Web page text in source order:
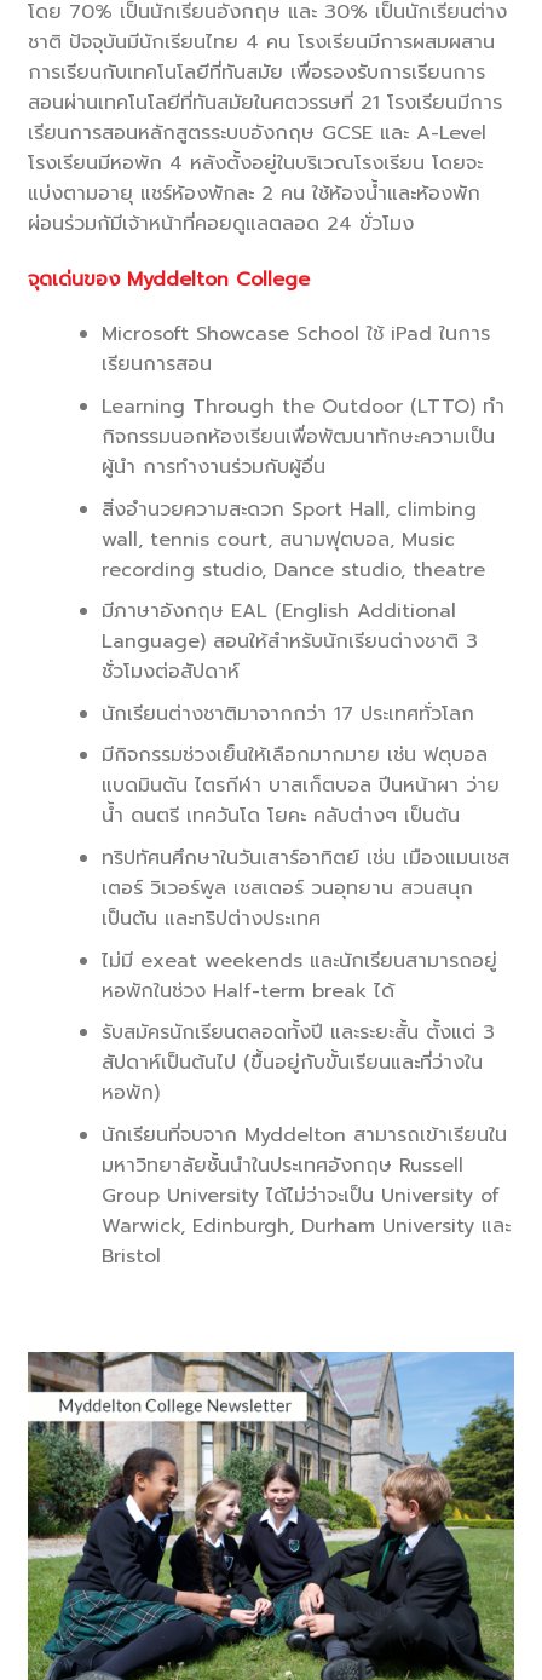
โดย 70% เป็นนักเรียนอังกฤษ และ 30% เป็นนักเรียนต่าง
ชาติ ปัจจุบันมีนักเรียนไทย 4 คน โรงเรียนมีการผสมผสาน
การเรียนกับเทคโนโลยีที่ทันสมัย เพื่อรองรับการเรียนการ
สอนผ่านเทคโนโลยีที่ทันสมัยในศตวรรษที่ 21 โรงเรียนมีการ
เรียนการสอนหลักสูตรระบบอังกฤษ GCSE และ A-Level
โรงเรียนมีหอพัก 4 หลังตั้งอยู่ในบริเวณโรงเรียน โดยจะ
แบ่งตามอายุ แชร์ห้องพักละ 2 คน ใช้ห้องน้ำและห้องพัก
ผ่อนร่วมกัมีเจ้าหน้าที่คอยดูแลตลอด 24 ขั่วโมง
จุดเด่นของ Myddelton College
Microsoft Showcase School ใช้ iPad ในการ
เรียนการสอน
Learning Through the Outdoor (LTTO) ทำ
กิจกรรมนอกห้องเรียนเพื่อพัฒนาทักษะความเป็น
ผู้นำ การทำงานร่วมกับผู้อื่น
สิ่งอำนวยความสะดวก Sport Hall, climbing
wall, tennis court, สนามฟุตบอล, Music
recording studio, Dance studio, theatre
มีภาษาอังกฤษ EAL (English Additional
Language) สอนให้สำหรับนักเรียนต่างชาติ 3
ชั่วโมงต่อสัปดาห์
นักเรียนต่างชาติมาจากกว่า 17 ประเทศทั่วโลก
มีกิจกรรมช่วงเย็นให้เลือกมากมาย เช่น ฟตุบอล
แบดมินตัน ไตรกีฬา บาสเก็ตบอล ปีนหน้าผา ว่าย
น้ำ ดนตรี เทควันโด โยคะ คลับต่างๆ เป็นต้น
ทริปทัศนศึกษาในวันเสาร์อาทิตย์ เช่น เมืองแมนเชส
เตอร์ วิเวอร์พูล เชสเตอร์ วนอุทยาน สวนสนุก
เป็นต้น และทริปต่างประเทศ
ไม่มี exeat weekends และนักเรียนสามารถอยู่
หอพักในช่วง Half-term break ได้
รับสมัครนักเรียนตลอดทั้งปี และระยะสั้น ตั้งแต่ 3
สัปดาห์เป็นต้นไป (ขื้นอยู่กับขั้นเรียนและที่ว่างใน
หอพัก)
นักเรียนที่จบจาก Myddelton สามารถเข้าเรียนใน
มหาวิทยาลัยชั้นนำในประเทศอังกฤษ Russell
Group University ได้ไม่ว่าจะเป็น University of
Warwick, Edinburgh, Durham University และ
Bristol